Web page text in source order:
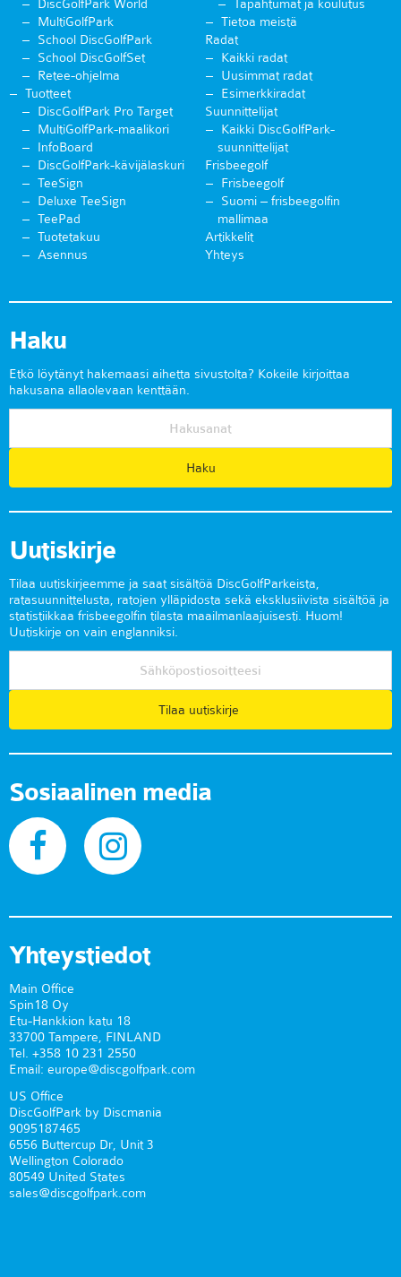
DiscGolfPark World
MultiGolfPark
School DiscGolfPark
School DiscGolfSet
Retee-ohjelma
Tuotteet
DiscGolfPark Pro Target
MultiGolfPark-maalikori
InfoBoard
DiscGolfPark-kävijälaskuri
TeeSign
Deluxe TeeSign
TeePad
Tuotetakuu
Asennus
Tapahtumat ja koulutus
Tietoa meistä
Radat
Kaikki radat
Uusimmat radat
Esimerkkiradat
Suunnittelijat
Kaikki DiscGolfPark-
suunnittelijat
Frisbeegolf
Frisbeegolf
Suomi – frisbeegolfin
mallimaa
Artikkelit
Yhteys
Haku
Etkö löytänyt hakemaasi aihetta sivustolta? Kokeile kirjoittaa
hakusana allaolevaan kenttään.
Uutiskirje
Tilaa uutiskirjeemme ja saat sisältöä DiscGolfParkeista,
ratasuunnittelusta, ratojen ylläpidosta sekä eksklusiivista sisältöä ja
statistiikkaa frisbeegolfin tilasta maailmanlaajuisesti. Huom!
Uutiskirje on vain englanniksi.
Tilaa uutiskirje
Sosiaalinen media
Yhteystiedot
Main Office
Spin18 Oy
Etu-Hankkion katu 18
33700 Tampere, FINLAND
Tel. +358 10 231 2550
Email: europe@discgolfpark.com
US Office
DiscGolfPark by Discmania
9095187465
6556 Buttercup Dr, Unit 3
Wellington Colorado
80549 United States
sales@discgolfpark.com